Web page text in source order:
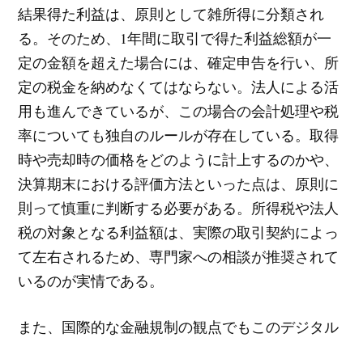
結果得た利益は、原則として雑所得に分類され
る。そのため、1年間に取引で得た利益総額が一
定の金額を超えた場合には、確定申告を行い、所
定の税金を納めなくてはならない。法人による活
用も進んできているが、この場合の会計処理や税
率についても独自のルールが存在している。取得
時や売却時の価格をどのように計上するのかや、
決算期末における評価方法といった点は、原則に
則って慎重に判断する必要がある。所得税や法人
税の対象となる利益額は、実際の取引契約によっ
て左右されるため、専門家への相談が推奨されて
いるのが実情である。
また、国際的な金融規制の観点でもこのデジタル